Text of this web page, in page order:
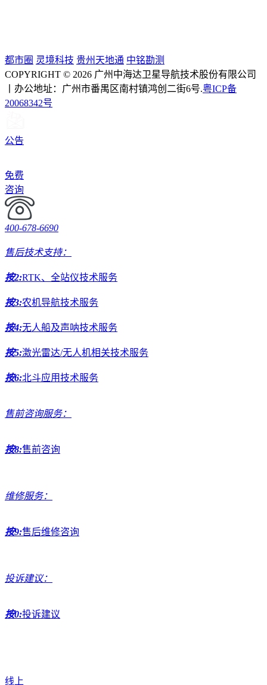
都市圈 灵境科技 贵州天地通 中铭勘测
COPYRIGHT © 2026 广州中海达卫星导航技术股份有限公司
丨办公地址：广州市番禺区南村镇鸿创二街6号.粤ICP备
20068342号
公告
免费
咨询
400-678-6690
售后技术支持：
按2:RTK、全站仪技术服务
按3:农机导航技术服务
按4:无人船及声呐技术服务
按5:激光雷达/无人机相关技术服务
按6:北斗应用技术服务
售前咨询服务：
按8:售前咨询
维修服务：
按9:售后维修咨询
投诉建议：
按0:投诉建议
线上